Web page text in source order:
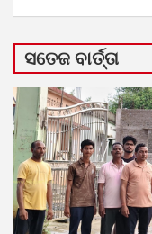
ସତେଜ ବାର୍ତ୍ତା